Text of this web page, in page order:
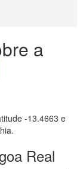
a
-13.4663 e
Real